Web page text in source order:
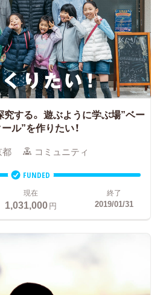
する。 遊ぶように学ぶ場”ベー
ル”を作りたい！
都 コミュニティ
FUNDED
現在
1,031,000円
終了
2019/01/31